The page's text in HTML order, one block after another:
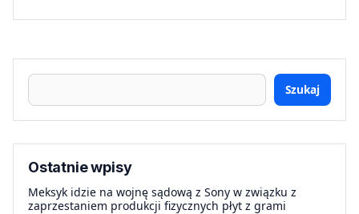
Szukaj
Ostatnie wpisy
Meksyk idzie na wojnę sądową z Sony w związku z
zaprzestaniem produkcji fizycznych płyt z grami